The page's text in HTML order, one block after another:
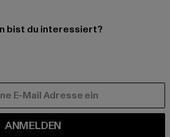
bist du interessiert?
ANMELDEN